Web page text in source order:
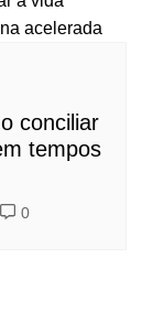
conciliar
tempos
0